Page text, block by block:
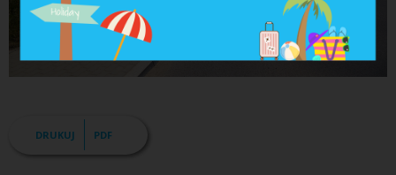
DRUKUJ PDF